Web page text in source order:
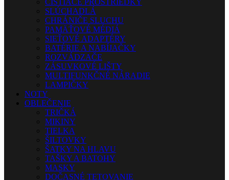
ČISTIACE PROSTRIEDKY
SLÚCHADLÁ
CHRÁNIČE SLUCHU
PAMÄŤOVÉ MÉDIÁ
SIEŤOVÉ ADAPTÉRY
BATÉRIE A NABÍJAČKY
ROZVÁDZAČE
ZÁSUVKOVÉ LIŠTY
MULTIFUNKČNÉ NÁRADIE
LAMPIČKY
NOTY
OBLEČENIE
TRIČKÁ
MIKINY
TIELKA
ŠILTOVKY
ŠATKY NA HLAVU
TAŠKY A BATOHY
MASKY
DOČASNÉ TETOVANIE